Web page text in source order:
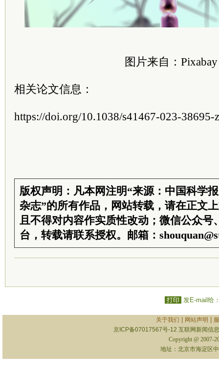
图片来自：Pixabay
相关论文信息：
https://doi.org/10.1038/s41467-023-38695-z
版权声明：凡本网注明“来源：中国科学
杂志”的所有作品，网站转载，请在正文
且不得对内容作实质性改动；微信公众号
台，转载请联系授权。邮箱：
打印 发E-mail给
关于我们 网站声明
京ICP备07017567号-12 互联网新闻信
Copyright @ 2007-
地址：北京市海淀区